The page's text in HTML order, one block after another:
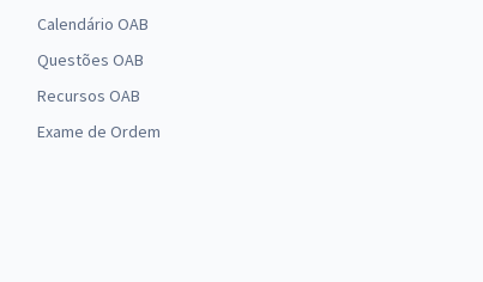
Calendário OAB
Questões OAB
Recursos OAB
Exame de Ordem